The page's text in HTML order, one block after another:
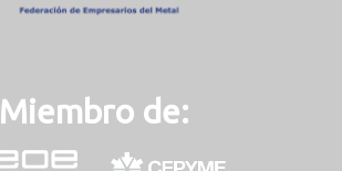
Miembro de: